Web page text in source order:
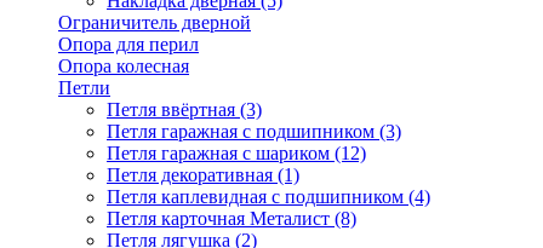
Ограничитель дверной
Опора для перил
Опора колесная
Петли
Петля ввёртная (3)
Петля гаражная с подшипником (3)
Петля гаражная с шариком (12)
Петля декоративная (1)
Петля каплевидная с подшипником (4)
Петля карточная Металист (8)
Петля лягушка (2)